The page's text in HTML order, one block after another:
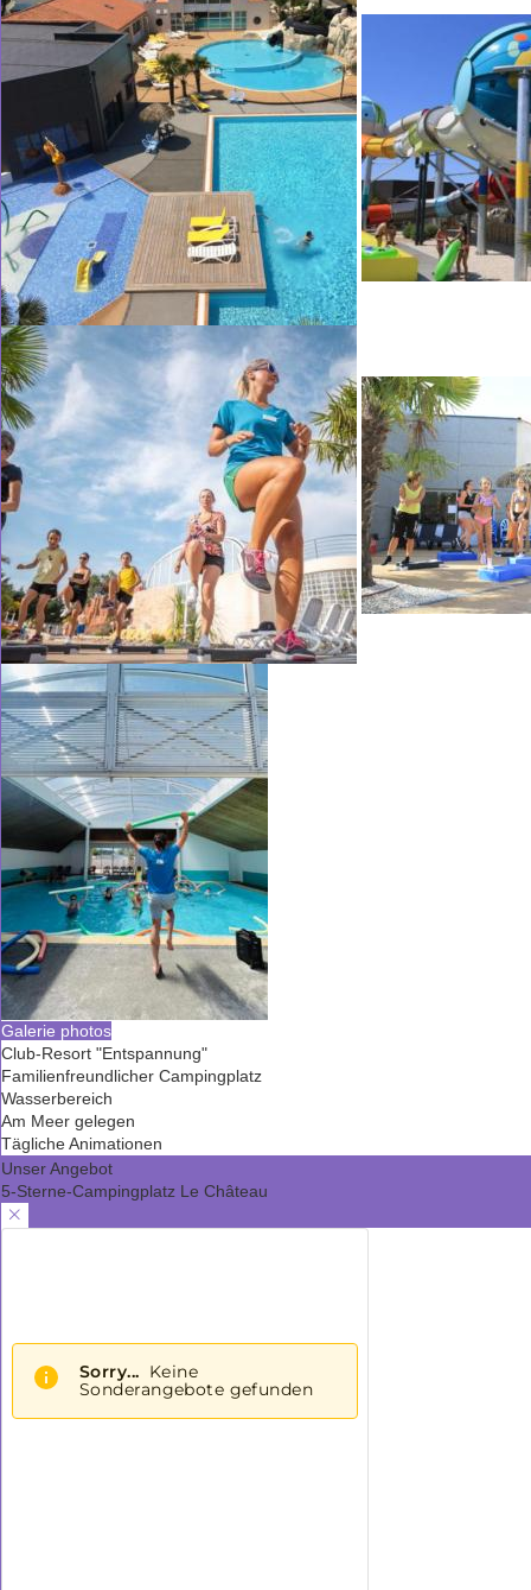
Galerie photos
Club-Resort "Entspannung"
Familienfreundlicher Campingplatz
Wasserbereich
Am Meer gelegen
Tägliche Animationen
Unser Angebot
5-Sterne-Campingplatz Le Château